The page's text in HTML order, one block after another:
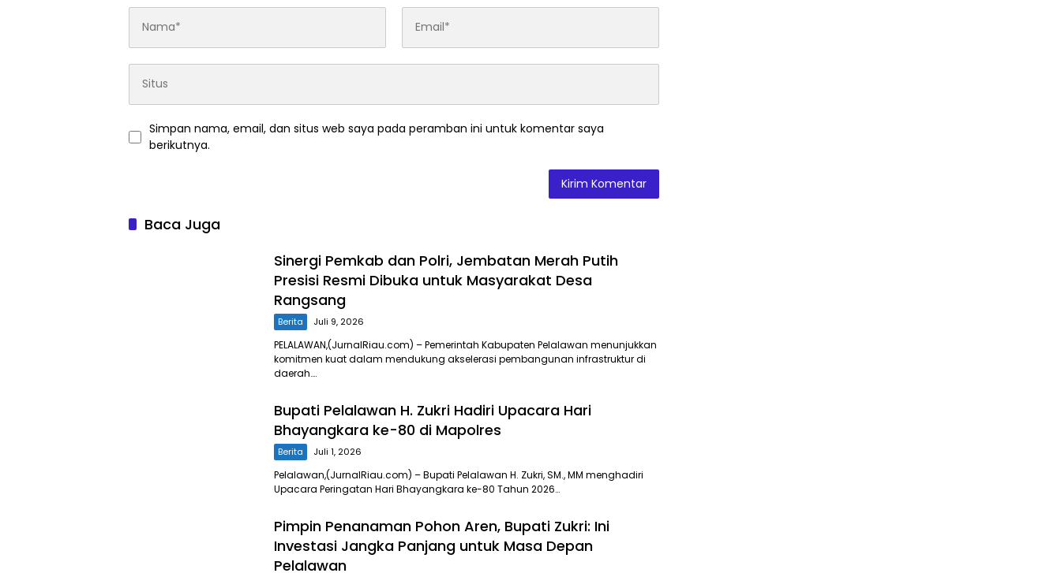
Simpan nama, email, dan situs web saya pada peramban ini untuk komentar saya
berikutnya.
Baca Juga
Sinergi Pemkab dan Polri, Jembatan Merah Putih
Presisi Resmi Dibuka untuk Masyarakat Desa
Rangsang
Berita Juli 9, 2026
PELALAWAN,(JurnalRiau.com) – Pemerintah Kabupaten Pelalawan menunjukkan
komitmen kuat dalam mendukung akselerasi pembangunan infrastruktur di
daerah….
Bupati Pelalawan H. Zukri Hadiri Upacara Hari
Bhayangkara ke-80 di Mapolres
Berita Juli 1, 2026
Pelalawan,(JurnalRiau.com) – Bupati Pelalawan H. Zukri, SM., MM menghadiri
Upacara Peringatan Hari Bhayangkara ke-80 Tahun 2026…
Pimpin Penanaman Pohon Aren, Bupati Zukri: Ini
Investasi Jangka Panjang untuk Masa Depan
Pelalawan